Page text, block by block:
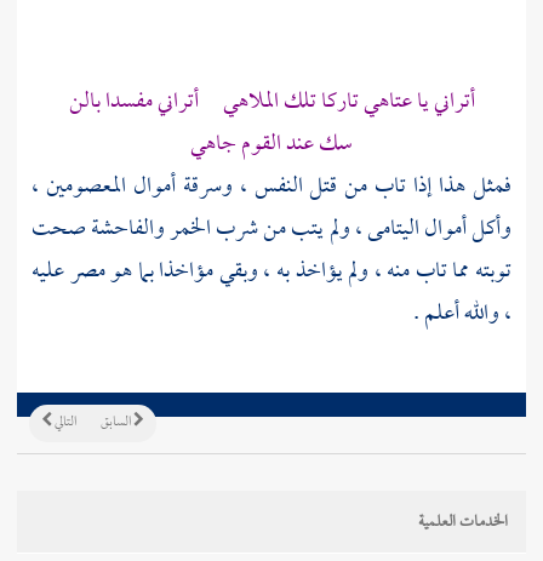
أتراني يا عتاهي تاركا تلك الملاهي أتراني مفسدا بالن
سك عند القوم جاهي
فمثل هذا إذا تاب من قتل النفس ، وسرقة أموال المعصومين ،
وأكل أموال اليتامى ، ولم يتب من شرب الخمر والفاحشة صحت
توبته مما تاب منه ، ولم يؤاخذ به ، وبقي مؤاخذا بما هو مصر عليه
، والله أعلم .
التالي السابق
الخدمات العلمية